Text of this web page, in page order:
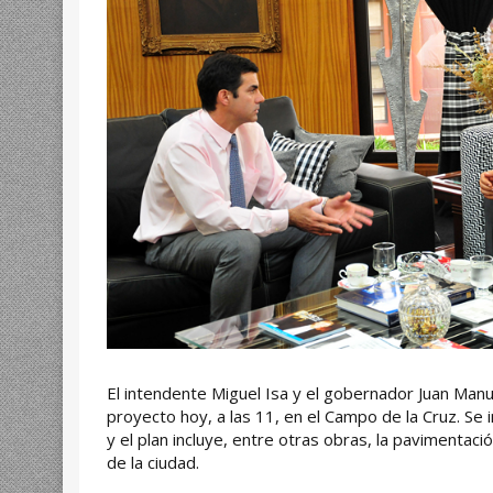
El intendente Miguel Isa y el gobernador Juan
proyecto hoy, a las 11, en el Campo de la Cruz.
y el plan incluye, entre otras obras, la
de la ciudad.